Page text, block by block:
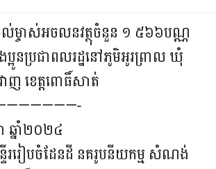
ាល់ម្ចាស់អចលនវត្ថុចំនួន​ ១​ ៥៦៦បណ្ណ​
ប្អូនប្រជាពលរដ្ឋនៅភូមិអូរព្រាល​ ឃុំ
ាញ​ ខេត្តពោធិ៍សាត់
ឆ្នាំ​២០២៤
ទីររៀបចំដែនដី​ នគរូបនីយកម្ម​ សំណង់​